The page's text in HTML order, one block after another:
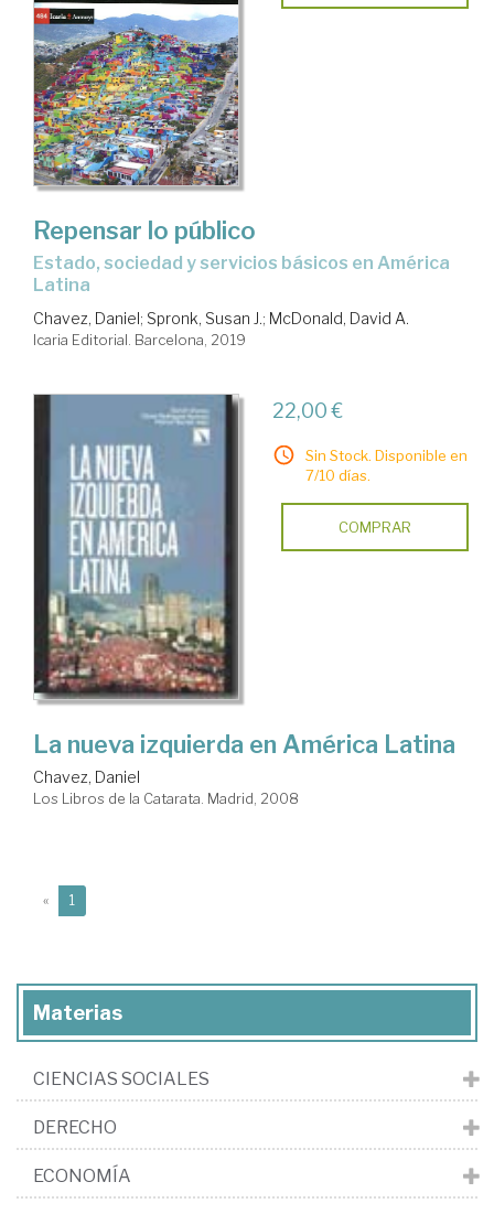
Repensar lo público
Estado, sociedad y servicios básicos en América
Latina
Chavez, Daniel; Spronk, Susan J.; McDonald, David A.
Icaria Editorial. Barcelona, 2019
22,00 €
Sin Stock. Disponible en
7/10 días.
COMPRAR
La nueva izquierda en América Latina
Chavez, Daniel
Los Libros de la Catarata. Madrid, 2008
« 1
Materias
CIENCIAS SOCIALES
DERECHO
ECONOMÍA